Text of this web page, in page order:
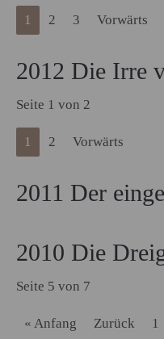
1 2 3 Vorwärts
2012 Die Irre
Seite 1 von 2
1 2 Vorwärts
2011 Der
2010 Die
Seite 5 von 7
« Anfang Zurück 1